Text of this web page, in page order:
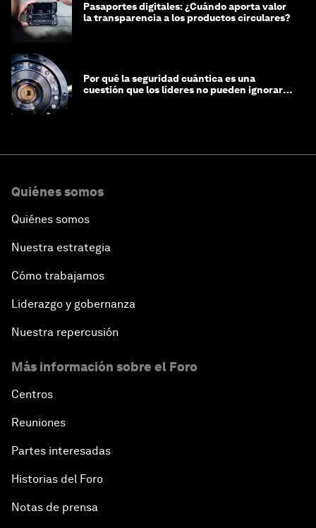
Pasaportes digitales: ¿Cuándo aporta valor
la transparencia a los productos circulares?
Por qué la seguridad cuántica es una
cuestión que los líderes no pueden ignorar
Quiénes somos
Quiénes somos
Nuestra estrategia
Cómo trabajamos
Liderazgo y gobernanza
Nuestra repercusión
Más información sobre el Foro
Centros
Reuniones
Partes interesadas
Historias del Foro
Notas de prensa